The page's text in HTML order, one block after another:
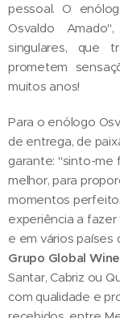
pessoal. O
Osvaldo
singulares, que
prometem
muitos anos!
Para o enólogo
de entrega, de
garante: "sinto-me
melhor, para
momentos
experiência a
e em vários países
Grupo Global
Santar, Cabriz ou
com qualidade e